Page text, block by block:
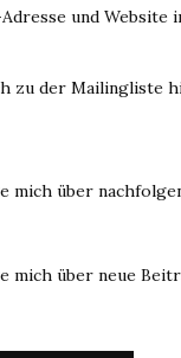
und Website
zu der Mailingliste
mich über
mich über neue